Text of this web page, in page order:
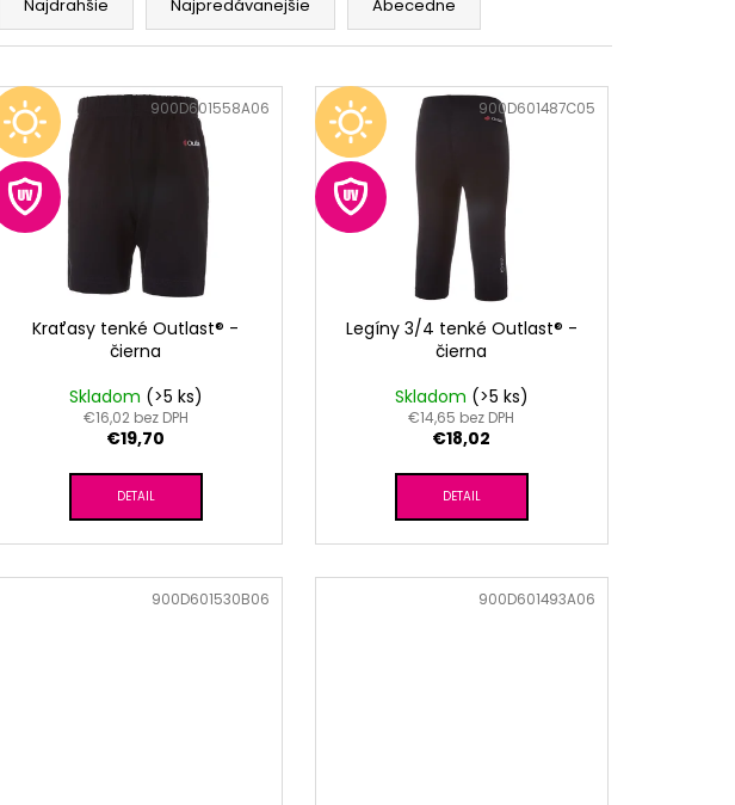
Najdrahšie Najpredávanejšie Abecedne
Kraťasy tenké Outlast® -
čierna
Skladom (>5 ks)
€16,02 bez DPH
€19,70
DETAIL
900D601558A06
Legíny 3/4 tenké Outlast® -
čierna
Skladom (>5 ks)
€14,65 bez DPH
€18,02
DETAIL
900D601487C05
900D601530B06 900D601493A06
€41,98